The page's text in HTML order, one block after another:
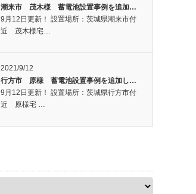
潮来市 茂木様 蓄電池設置事例を追加…
9月12日更新！ 設置場所：茨城県潮来市付
近 茂木様宅…
2021/9/12
行方市 原様 蓄電池設置事例を追加し…
9月12日更新！ 設置場所：茨城県行方市付
近 原様宅 …